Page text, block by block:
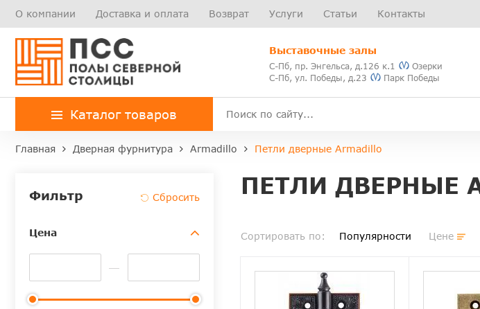
О компании Доставка и оплата Возврат Услуги Статьи Контакты
Выставочные залы
С-Пб, пр. Энгельса, д.126 к.1
Озерки
С-Пб, ул. Победы, д.23
Парк Победы
Каталог товаров
Главная Дверная фурнитура Armadillo Петли дверные Armadillo
Фильтр
Цена
ПЕТЛИ ДВЕРНЫЕ
Сортировать по: Популярности Цене